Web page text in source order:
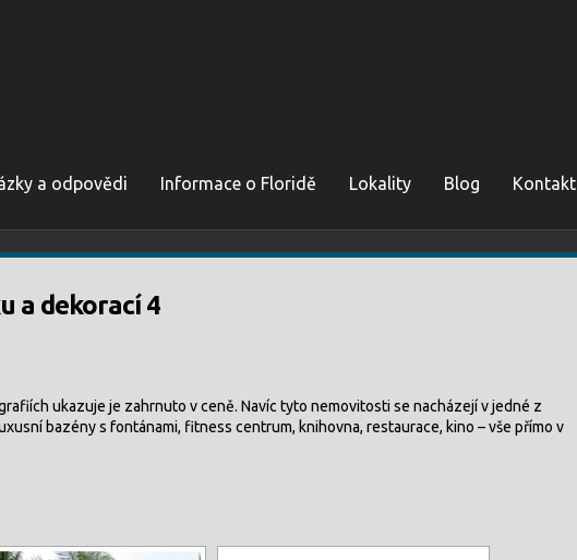
a odpovědi Informace o Floridě Lokality Blog Kontakt
a dekorací 4
ukazuje je zahrnuto v ceně. Navíc tyto nemovitosti se nacházejí v jedné z
bazény s fontánami, fitness centrum, knihovna, restaurace, kino – vše přímo v